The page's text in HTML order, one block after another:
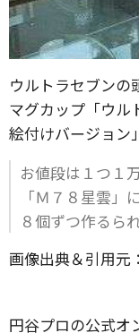
ウルトラセブンの
マグカップ「ウ
絵付けバージョン
お値段は１つ１
「Ｍ７８星雲」
８個ずつ作るら
画像出典＆引用元：
円谷プロの公式オ